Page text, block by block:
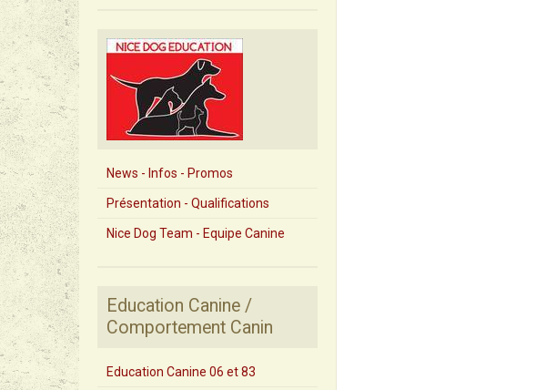
News - Infos - Promos
Présentation - Qualifications
Nice Dog Team - Equipe Canine
Education Canine /
Comportement Canin
Education Canine 06 et 83